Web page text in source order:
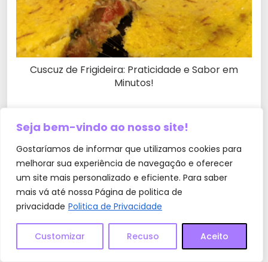
Seja bem-vindo ao nosso site!
Gostaríamos de informar que utilizamos cookies para
melhorar sua experiência de navegação e oferecer
um site mais personalizado e eficiente. Para saber
mais vá até nossa Página de politica de
privacidade Politica de Privacidade
Customizar Recuso Aceito
Cuscuz de Frigideira: Praticidade e Sabor em
Minutos!
Almoço completo com linguiça e mussarela em